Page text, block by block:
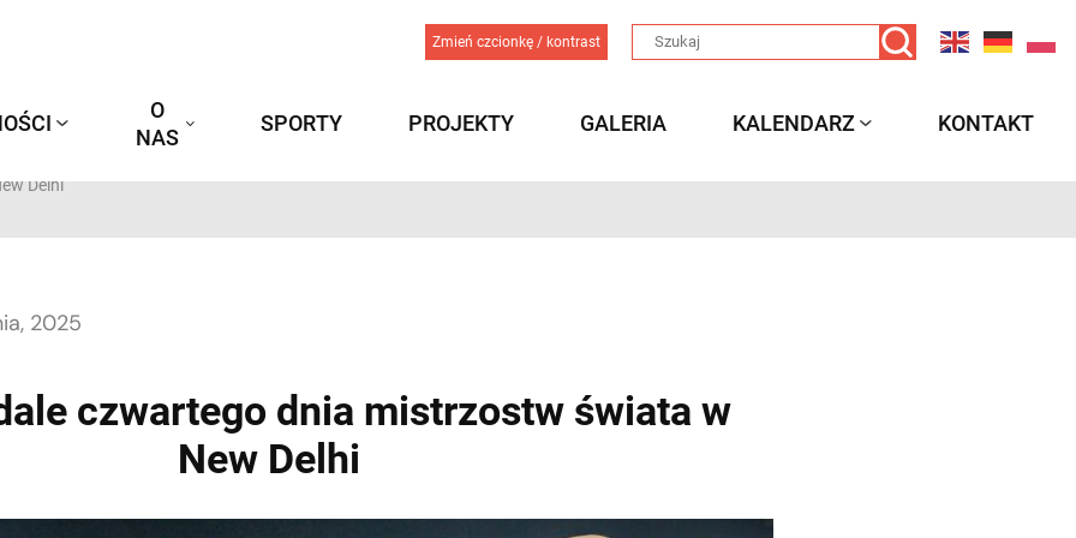
Zmień czcionkę / kontrast
O
NAS
SPORTY PROJEKTY GALERIA KALENDARZ KONTAKT
Delhi
2025
czwartego dnia mistrzostw świata w
New Delhi